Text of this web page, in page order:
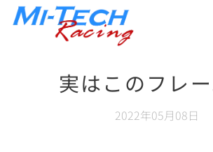
実はこのフレ
2022年05月08日